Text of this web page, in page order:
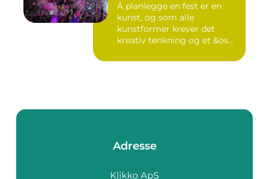
Å planlegge en fest er en
kunst, og som alle
kunstformer krever det
kreativ tenkning og et &os...
Adresse